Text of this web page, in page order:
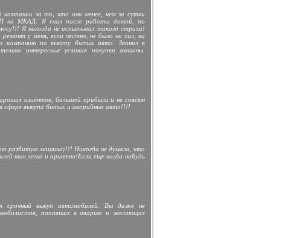
компании за то, что они менее, чем за сутки
на МКАД. Я ехал после работы домой, по
Я никогда не испытывал такого страха!
у меня, если честно, не было ни сил, ни
компанию по выкупу битых авто. Звонил в
интересные условия покупки машины.
клиентов, большой прибыли и не совсем
сфере выкупа битых и аварийных авто!!!!
разбитую машинку!!! Никогда не думала, что
так легко и приятно!Если еще когда-нибудь
выкуп автомобилей. Вы даже не
попавших в аварию и желающих